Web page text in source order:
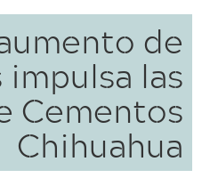
de
las
Cementos
Chihuahua